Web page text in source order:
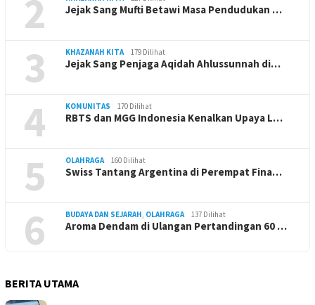
2 Jejak Sang Mufti Betawi Masa Pendudukan …
3 KHAZANAH KITA 179 Dilihat
Jejak Sang Penjaga Aqidah Ahlussunnah di…
4 KOMUNITAS 170 Dilihat
RBTS dan MGG Indonesia Kenalkan Upaya L…
5 OLAHRAGA 160 Dilihat
Swiss Tantang Argentina di Perempat Fina…
6 BUDAYA DAN SEJARAH, OLAHRAGA 137 Dilihat
Aroma Dendam di Ulangan Pertandingan 60 …
BERITA UTAMA